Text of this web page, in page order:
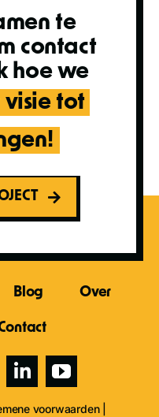
te
contact
hoe we
tot
Blog Over
voorwaarden|